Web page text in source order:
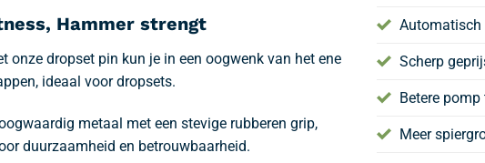
Hammer strengt
onze dropset pin kun je in een oogwenk van het ene
ideaal voor dropsets.
metaal met een stevige rubberen grip,
duurzaamheid en betrouwbaarheid.
Automatisch
Scherp
Betere
Meer